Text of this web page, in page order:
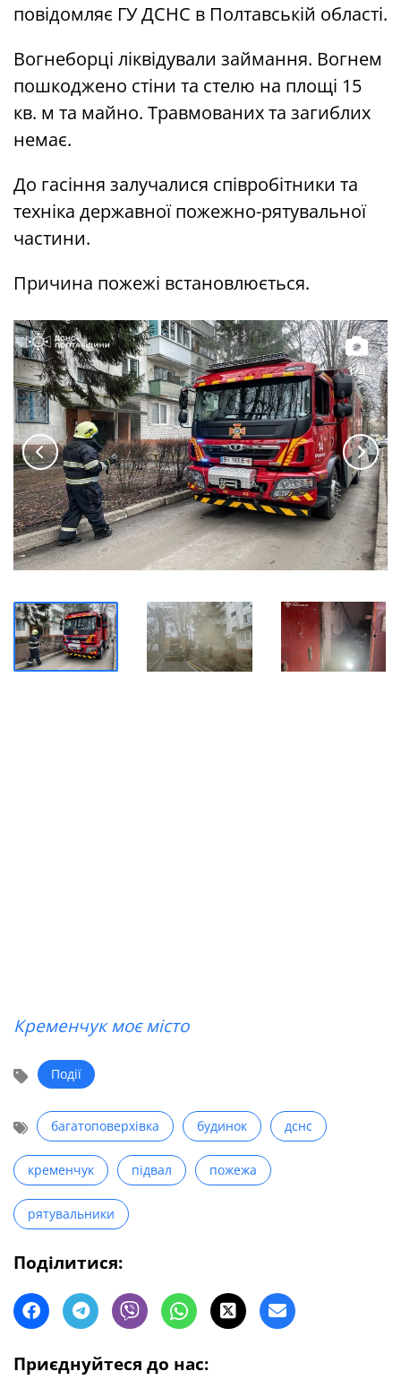
повідомляє ГУ ДСНС в Полтавській області.
Вогнеборці ліквідували займання. Вогнем
пошкоджено стіни та стелю на площі 15
кв. м та майно. Травмованих та загиблих
немає.
До гасіння залучалися співробітники та
техніка державної пожежно-рятувальної
частини.
Причина пожежі встановлюється.
1/4
Кременчук моє місто
Події
багатоповерхівка будинок дснс
кременчук підвал пожежа
рятувальники
Поділитися:
Приєднуйтеся до нас: